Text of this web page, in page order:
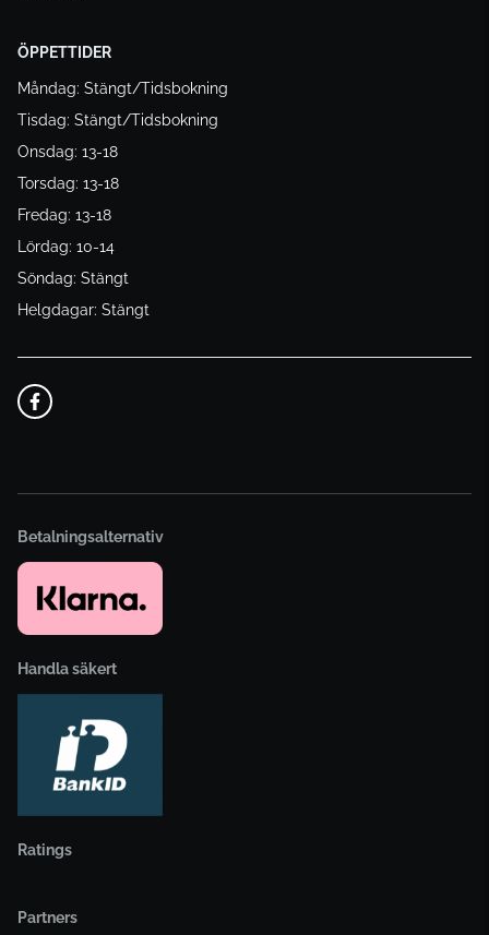
ÖPPETTIDER
Måndag: Stängt/Tidsbokning
Tisdag: Stängt/Tidsbokning
Onsdag: 13-18
Torsdag: 13-18
Fredag: 13-18
Lördag: 10-14
Söndag: Stängt
Helgdagar: Stängt
Betalningsalternativ
Handla säkert
Ratings
Partners